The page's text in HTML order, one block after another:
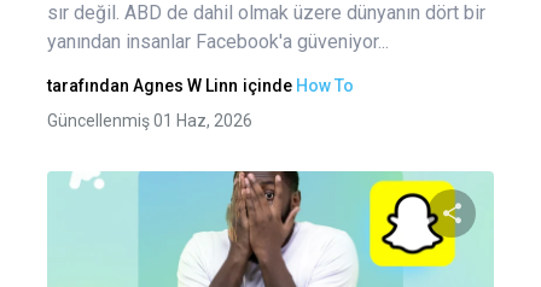
sır değil. ABD de dahil olmak üzere dünyanın dört bir
yanından insanlar Facebook'a güveniyor...
tarafından Agnes W Linn içinde How To
Güncellenmiş 01 Haz, 2026